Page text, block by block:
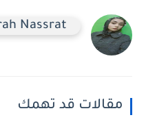
Nassrat
مقالات قد تهمك